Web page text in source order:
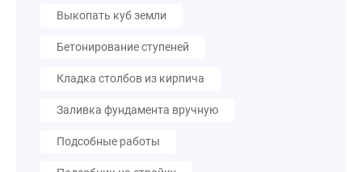
Выкопать куб земли
Бетонирование ступеней
Кладка столбов из кирпича
Заливка фундамента вручную
Подсобные работы